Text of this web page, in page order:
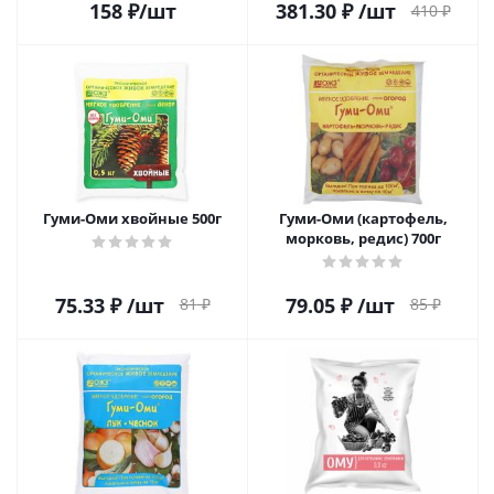
158₽/шт 381.30₽ /шт 410₽
Гуми-Оми хвойные 500г
75.33₽ /шт 81₽
Гуми-Оми (картофель,
морковь, редис) 700г
79.05₽ /шт 85₽